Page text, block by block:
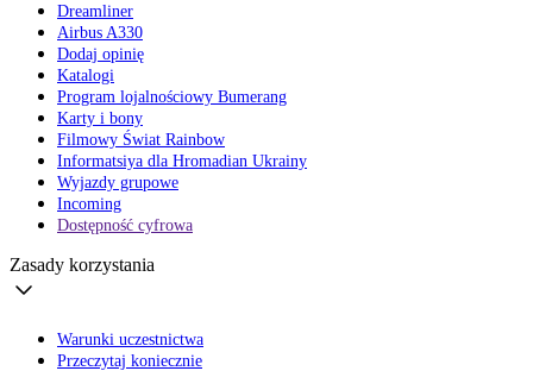
Dreamliner
Airbus A330
Dodaj opinię
Katalogi
Program lojalnościowy Bumerang
Karty i bony
Filmowy Świat Rainbow
Informatsiya dla Hromadian Ukrainy
Wyjazdy grupowe
Incoming
Dostępność cyfrowa
Zasady korzystania
Warunki uczestnictwa
Przeczytaj koniecznie